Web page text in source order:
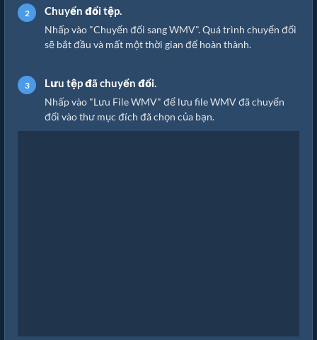
Chuyển đổi tệp.
Nhấp vào "Chuyển đổi sang WMV". Quá trình chuyển đổi
sẽ bắt đầu và mất một thời gian để hoàn thành.
Lưu tệp đã chuyển đổi.
Nhấp vào "Lưu File WMV" để lưu file WMV đã chuyển
đổi vào thư mục đích đã chọn của bạn.